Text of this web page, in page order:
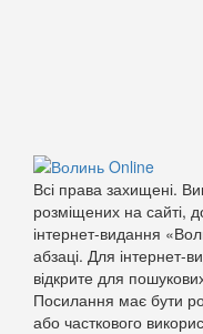
Всі права захищені.
розміщених на сайті,
інтернет-видання
абзаці. Для інтернет-
відкрите для
Посилання має бути
або часткового